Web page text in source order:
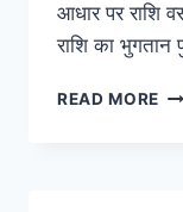
आधार पर राशि
राशि का
READ MORE